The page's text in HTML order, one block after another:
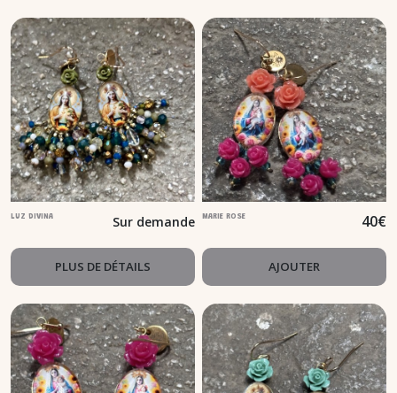
LUZ DIVINA Sur demande
PLUS DE DÉTAILS
MARIE ROSE 40€
AJOUTER